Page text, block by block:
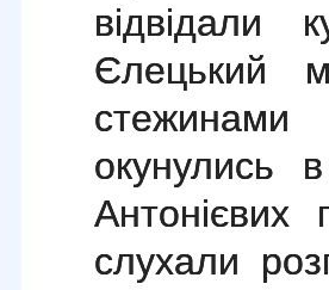
відвідали
Єлецький
окунулись
Антонієвих
слухали